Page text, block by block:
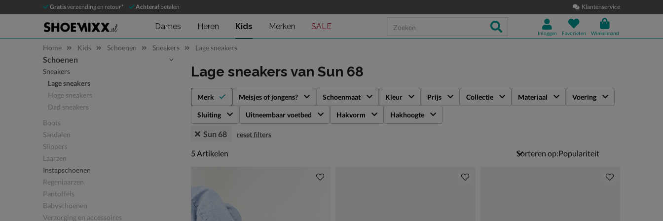
Gratisverzending en retour* Achteraf betalen Klantenservice
Dames Heren Kids Merken SALE
Inloggen Favorieten Winkelmand
Home Kids Schoenen Sneakers Lage sneakers
Sla categorieën over
Schoenen
Sneakers
Lage sneakers
Hoge sneakers
Dad sneakers
Boots
Sandalen
Slippers
Laarzen
Instapschoenen
Regenlaarzen
Pantoffels
Babyschoenen
Verzorging en accessoires
Lage sneakers van Sun 68
Merk Meisjes of jongens? Schoenmaat Kleur Prijs Collectie Materiaal Voering
Sluiting Uitneembaar voetbed Hakvorm Hakhoogte
Sun 68 reset filters
5 artikelen
5 Artikelen Sorteren op: